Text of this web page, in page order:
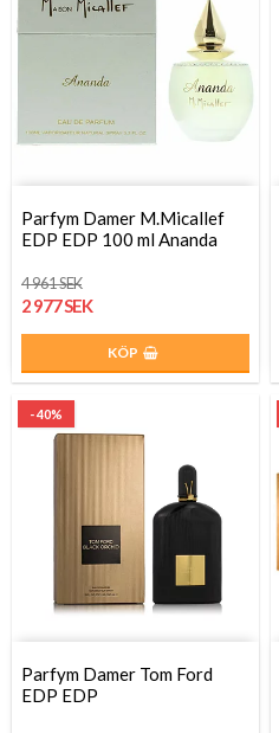
Parfym Damer M.Micallef
EDP EDP 100 ml Ananda
4 961 SEK
2 977 SEK
KÖP
- 40%
Parfym Damer Tom Ford
EDP EDP